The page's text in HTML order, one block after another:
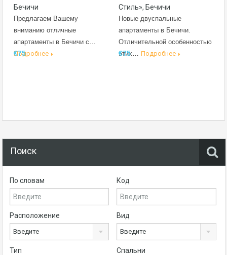
Бечичи
Предлагаем Вашему
вниманию отличные
апартаменты в Бечичи с…
Подробнее
€75
Стиль», Бечичи
Новые двуспальные
апартаменты в Бечичи.
Отличительной особенностью
этих… Подробнее
€75
Поиск
По словам Код
Расположение
Введите
Вид
Введите
Тип Спальни